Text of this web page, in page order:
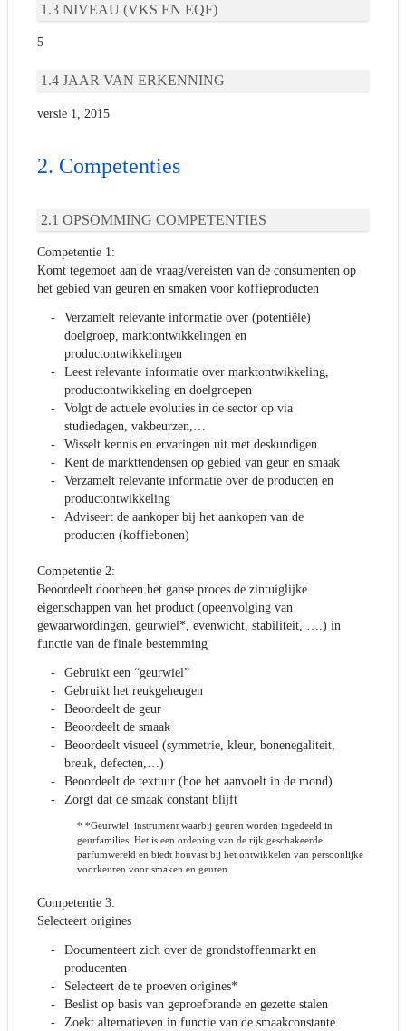
NIVEAU (VKS EN EQF)
5
JAAR VAN ERKENNING
versie 1, 2015
Competenties
OPSOMMING COMPETENTIES
Competentie 1:
Komt tegemoet aan de vraag/vereisten van de consumenten op
het gebied van geuren en smaken voor koffieproducten
Verzamelt relevante informatie over (potentiële)
doelgroep, marktontwikkelingen en
productontwikkelingen
Leest relevante informatie over marktontwikkeling,
productontwikkeling en doelgroepen
Volgt de actuele evoluties in de sector op via
studiedagen, vakbeurzen,…
Wisselt kennis en ervaringen uit met deskundigen
Kent de markttendensen op gebied van geur en smaak
Verzamelt relevante informatie over de producten en
productontwikkeling
Adviseert de aankoper bij het aankopen van de
producten (koffiebonen)
Competentie 2:
Beoordeelt doorheen het ganse proces de zintuiglijke
eigenschappen van het product (opeenvolging van
gewaarwordingen, geurwiel*, evenwicht, stabiliteit, ….) in
functie van de finale bestemming
Gebruikt een “geurwiel”
Gebruikt het reukgeheugen
Beoordeelt de geur
Beoordeelt de smaak
Beoordeelt visueel (symmetrie, kleur, bonenegaliteit,
breuk, defecten,…)
Beoordeelt de textuur (hoe het aanvoelt in de mond)
Zorgt dat de smaak constant blijft
* *Geurwiel: instrument waarbij geuren worden ingedeeld in
geurfamilies. Het is een ordening van de rijk geschakeerde
parfumwereld en biedt houvast bij het ontwikkelen van persoonlijke
voorkeuren voor smaken en geuren.
Competentie 3:
Selecteert origines
Documenteert zich over de grondstoffenmarkt en
producenten
Selecteert de te proeven origines*
Beslist op basis van geproefbrande en gezette stalen
Zoekt alternatieven in functie van de smaakconstante